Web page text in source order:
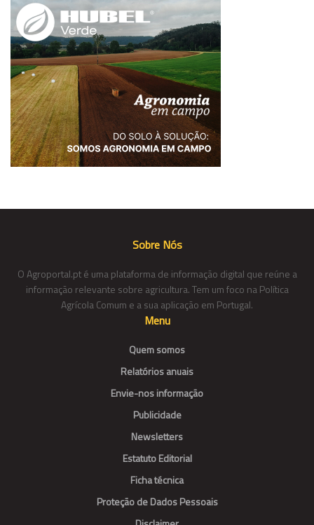
Sobre Nós
O Agroportal.pt é uma plataforma de informação digital que reúne a
informação relevante sobre agricultura. Tem um foco na Política
Agrícola Comum e a sua aplicação em Portugal.
Menu
Quem somos
Relatórios anuais
Envie-nos informação
Publicidade
Newsletters
Estatuto Editorial
Ficha técnica
Proteção de Dados Pessoais